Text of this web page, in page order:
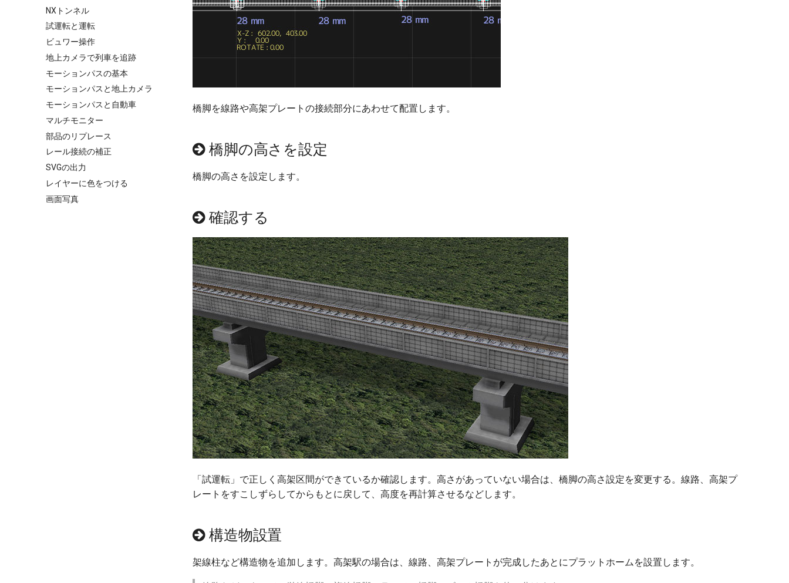
NXトンネル
試運転と運転
ビュワー操作
地上カメラで列車を追跡
モーションパスの基本
モーションパスと地上カメラ
モーションパスと自動車
マルチモニター
部品のリプレース
レール接続の補正
SVGの出力
レイヤーに色をつける
画面写真
橋脚を線路や高架プレートの接続部分にあわせて配置します。
橋脚の高さを設定
橋脚の高さを設定します。
確認する
「試運転」で正しく高架区間ができているか確認します。高さがあっていない場合は、橋脚の高さ設定を変更する。線路、高架プ
レートをすこしずらしてからもとに戻して、高度を再計算させるなどします。
構造物設置
架線柱など構造物を追加します。高架駅の場合は、線路、高架プレートが完成したあとにプラットホームを設置します。